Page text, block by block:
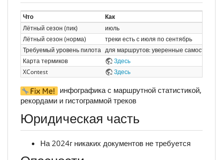
Что
Как
Лётный сезон (пик)
июль
Лётный сезон (норма)
треки есть с июля по сентябрь
Требуемый уровень пилота для маршрутов: уверенные
Карта термиков
Здесь
XContest
Здесь
инфографика с маршрутной статистикой,
рекордами и гистограммой треков
Юридическая часть
На 2024г никаких документов не требуется